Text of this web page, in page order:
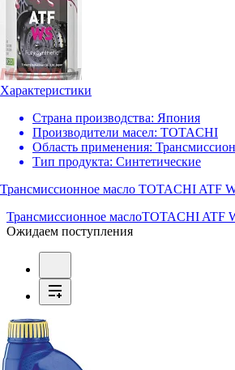
Характеристики
Страна производства: Япония
Производители масел: TOTACHI
Область применения:
Тип продукта: Синтетические
Трансмиссионное масло TOTACHI ATF
Трансмиссионное маслоTOTACHI ATF
Ожидаем поступления